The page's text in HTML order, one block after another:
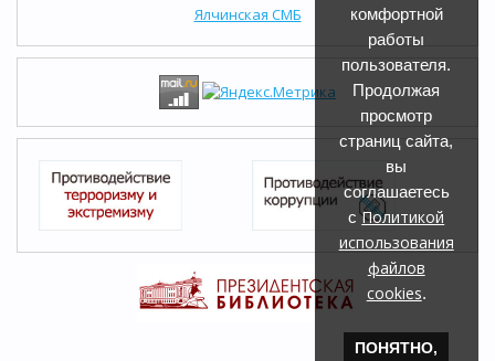
Ялчинская СМБ
комфортной
работы
пользователя.
Продолжая
просмотр
страниц сайта,
вы
соглашаетесь
сПолитикой
использования
файлов
cookies.
ПОНЯТНО,